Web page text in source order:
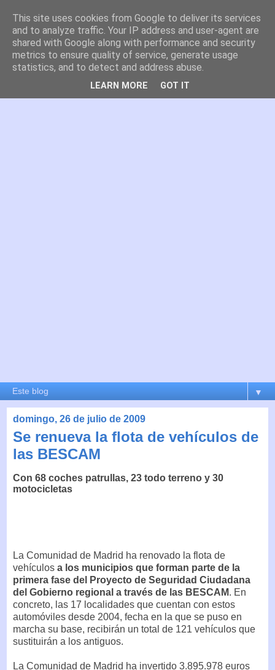
es por madrid
El blog de Madrid y su actualidad, proyectos, transporte,
movilidad, arquitectura, participación, medio ambiente,
educación, empleo, ...
▼
domingo, 26 de julio de 2009
Se renueva la flota de vehículos de
las BESCAM
Con 68 coches patrullas, 23 todo terreno y 30
motocicletas
La Comunidad de Madrid ha renovado la flota de
vehículos a los municipios que forman parte de la
primera fase del Proyecto de Seguridad Ciudadana
del Gobierno regional a través de las BESCAM. En
concreto, las 17 localidades que cuentan con estos
automóviles desde 2004, fecha en la que se puso en
marcha su base, recibirán un total de 121 vehículos que
sustituirán a los antiguos.
La Comunidad de Madrid ha invertido 3.895.978 euros
This site uses cookies from Google to deliver its services
and to analyze traffic. Your IP address and user-agent are
shared with Google along with performance and security
metrics to ensure quality of service, generate usage
statistics, and to detect and address abuse.
LEARN MORE GOT IT